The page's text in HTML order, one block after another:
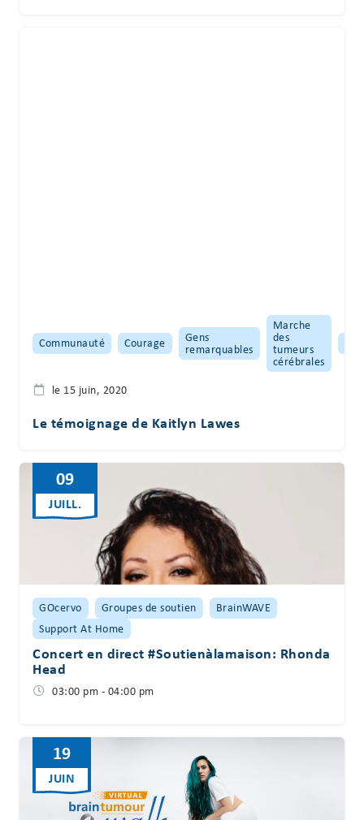
Communauté Courage Gens
remarquables
Marche
des
tumeurs
cérébrales
le 15 juin, 2020
Le témoignage de Kaitlyn Lawes
09
JUILL.
GOcervo Groupes de soutien
BrainWAVE
Support At Home
Concert en direct #Soutienàlamaison: Rhonda
Head
03:00 pm - 04:00 pm
19
JUIN